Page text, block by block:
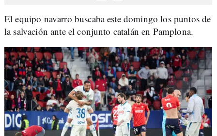
El equipo navarro buscaba este domingo los puntos de
la salvación ante el conjunto catalán en Pamplona.